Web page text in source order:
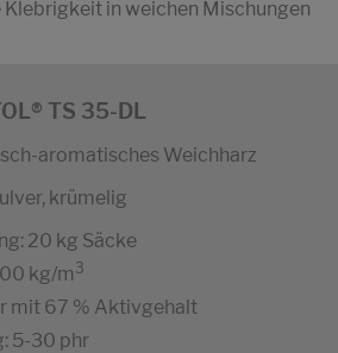
Klebrigkeit in weichen Mischungen
TS 35-DL
aromatisches Weichharz
krümelig
20 kg Säcke
kg/m 3
mit 67 % Aktivgehalt
5-30 phr